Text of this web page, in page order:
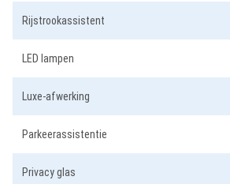
Rijstrookassistent
LED lampen
Luxe-afwerking
Parkeerassistentie
Privacy glas